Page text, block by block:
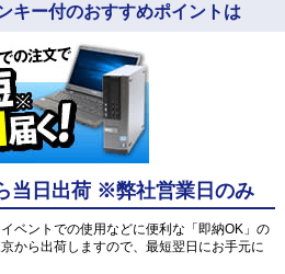
ー付のおすすめポイントは
当日出荷 ※弊社営業日のみ
ベントでの使用などに便利な「即納OK」の
から出荷しますので、最短翌日にお手元に